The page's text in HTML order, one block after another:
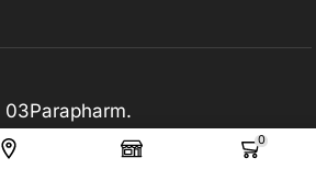
0
03Parapharm.